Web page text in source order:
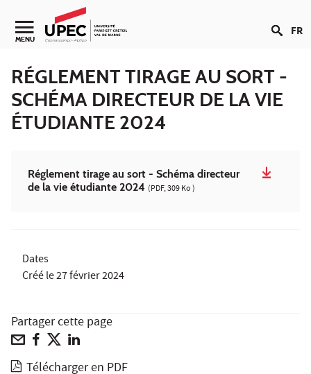
Aller au contenu
Navigation secondaire
MENU FR
RÉGLEMENT TIRAGE AU SORT -
SCHÉMA DIRECTEUR DE LA VIE
ÉTUDIANTE 2024
Réglement tirage au sort - Schéma directeur
de la vie étudiante 2024 (PDF, 309 Ko )
Dates
Créé le27 février 2024
Partager cette page
Télécharger en PDF